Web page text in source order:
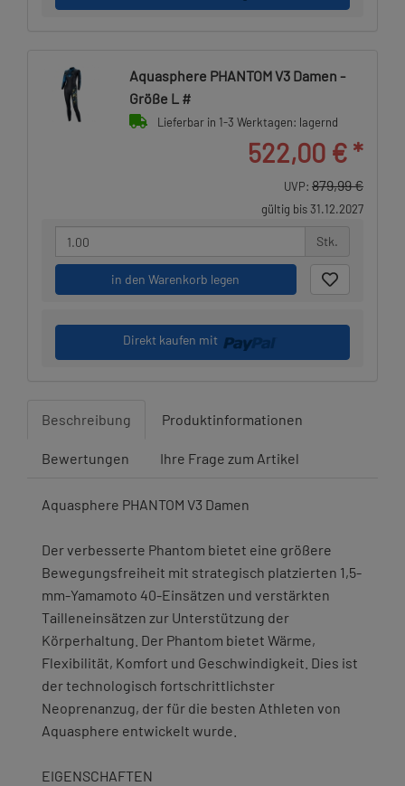
Aquasphere PHANTOM V3 Damen -
Größe L #
Lieferbar in 1-3 Werktagen: lagernd
522,00 € *
UVP: 879,99 €
gültig bis 31.12.2027
Stk.
in den Warenkorb legen
Direkt kaufen mit
Beschreibung Produktinformationen
Bewertungen Ihre Frage zum Artikel
Aquasphere PHANTOM V3 Damen
Der verbesserte Phantom bietet eine größere
Bewegungsfreiheit mit strategisch platzierten 1,5-
mm-Yamamoto 40-Einsätzen und verstärkten
Tailleneinsätzen zur Unterstützung der
Körperhaltung. Der Phantom bietet Wärme,
Flexibilität, Komfort und Geschwindigkeit. Dies ist
der technologisch fortschrittlichster
Neoprenanzug, der für die besten Athleten von
Aquasphere entwickelt wurde.
EIGENSCHAFTEN